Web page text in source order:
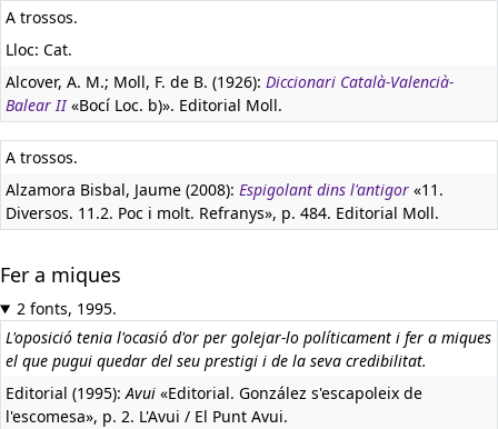
A trossos.
Lloc: Cat.
Alcover, A. M.; Moll, F. de B. (1926): Diccionari Català-Valencià-
Balear II«Bocí Loc. b)». Editorial Moll.
A trossos.
Alzamora Bisbal, Jaume (2008): Espigolant dins l'antigor «11.
Diversos. 11.2. Poc i molt. Refranys», p. 484. Editorial Moll.
Fer a miques
2 fonts, 1995.
L'oposició tenia l'ocasió d'or per golejar-lo políticament i fer a miques
el que pugui quedar del seu prestigi i de la seva credibilitat.
Editorial (1995):Avui «Editorial. González s'escapoleix de
l'escomesa», p. 2. L'Avui / El Punt Avui.